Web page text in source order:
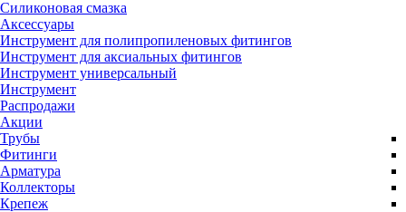
Силиконовая смазка
Аксессуары
Инструмент для полипропиленовых фитингов
Инструмент для аксиальных фитингов
Инструмент универсальный
Инструмент
Распродажи
Акции
Трубы
Фитинги
Арматура
Коллекторы
Крепеж